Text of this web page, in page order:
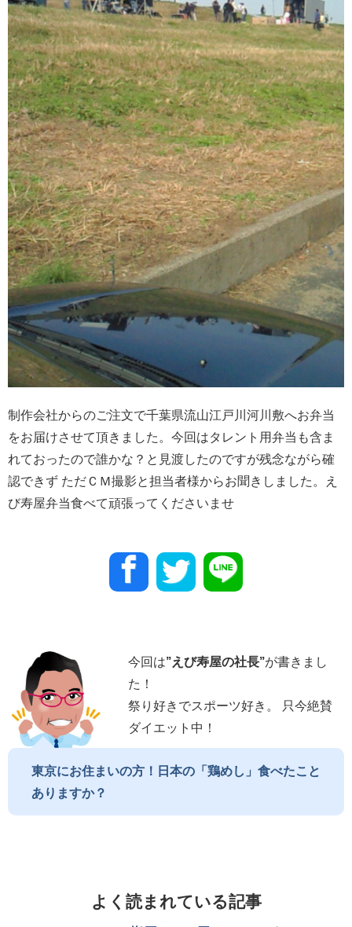
制作会社からのご注文で千葉県流山江戸川河川敷へお弁当
をお届けさせて頂きました。今回はタレント用弁当も含ま
れておったので誰かな？と見渡したのですが残念ながら確
認できず ただＣＭ撮影と担当者様からお聞きしました。え
び寿屋弁当食べて頑張ってくださいませ
今回は”えび寿屋の社長”が書きまし
た！
祭り好きでスポーツ好き。 只今絶賛
ダイエット中！
東京にお住まいの方！日本の「鶏めし」食べたこと
ありますか？
よく読まれている記事